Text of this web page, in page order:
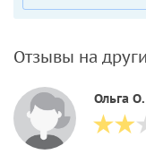
Отзывы на
Ольга О.